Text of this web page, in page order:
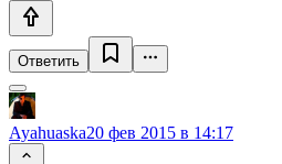
Ответить
Ayahuaska20 фев 2015 в 14:17